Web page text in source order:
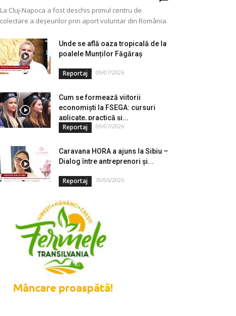
La Cluj-Napoca a fost deschis primul centru de
colectare a deșeurilor prin aport voluntar din România.
Unde se află oaza tropicală de la
poalele Munților Făgăraș
Reportaj 09/07/2026
Cum se formează viitorii
economiști la FSEGA: cursuri
aplicate, practică și...
Reportaj 09/07/2026
Caravana HORA a ajuns la Sibiu –
Dialog între antreprenori și...
Reportaj 30/06/2026